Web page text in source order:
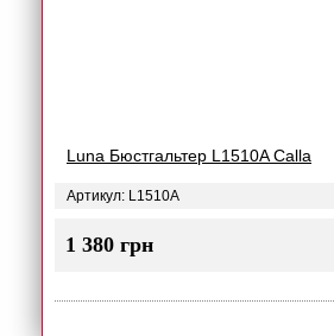
Luna Бюстгальтер L1510A Сalla
Артикул: L1510A
1 380 грн